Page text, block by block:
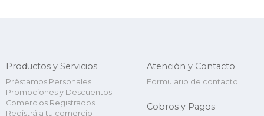
Productos y Servicios
Préstamos Personales
Promociones y Descuentos
Comercios Registrados
Registrá a tu comercio
Atención y Contacto
Formulario de contacto
Cobros y Pagos